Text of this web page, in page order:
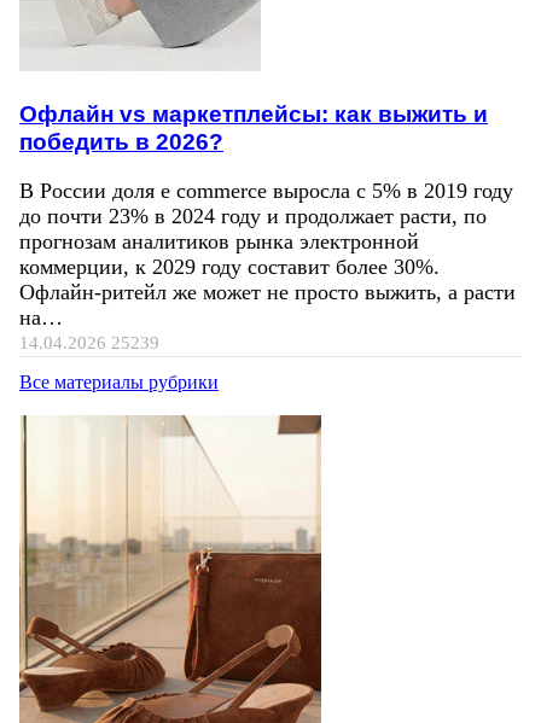
Офлайн vs маркетплейсы: как выжить и
победить в 2026?
В России доля e commerce выросла с 5% в 2019 году
до почти 23% в 2024 году и продолжает расти, по
прогнозам аналитиков рынка электронной
коммерции, к 2029 году составит более 30%.
Офлайн-ритейл же может не просто выжить, а расти
на…
14.04.2026 25239
Все материалы рубрики